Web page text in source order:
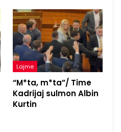
Lajme
“M*ta, m*ta”/ Time
Kadrijaj sulmon Albin
Kurtin